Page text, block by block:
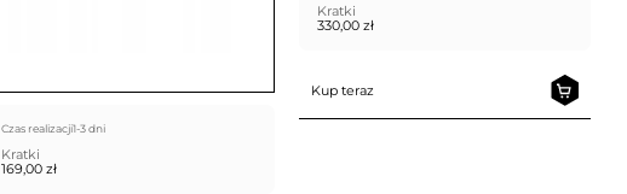
Czas realizacji1-3 dni
Kratki
169,00zł
Kratki
330,00zł
Kup teraz